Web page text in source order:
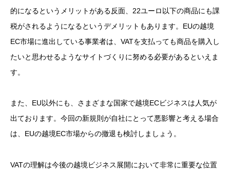
的になるというメリットがある反面、22ユーロ以下の商品にも課
税がされるようになるというデメリットもあります。EUの越境
EC市場に進出している事業者は、VATを支払っても商品を購入し
たいと思わせるようなサイトづくりに努める必要があるといえま
す。
また、EU以外にも、さまざまな国家で越境ECビジネスは人気が
出ております。今回の新規則が自社にとって悪影響と考える場合
は、EUの越境EC市場からの撤退も検討しましょう。
VATの理解は今後の越境ビジネス展開において非常に重要な位置